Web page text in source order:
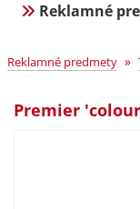
Reklamné
Reklamné predmety »
Premier